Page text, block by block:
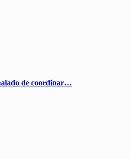
de coordinar…